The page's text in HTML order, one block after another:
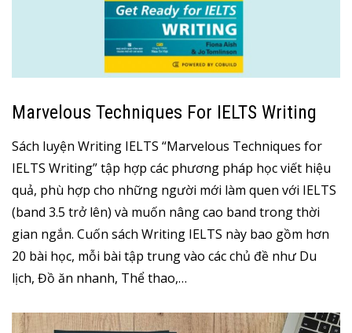
Marvelous Techniques For IELTS Writing
Sách luyện Writing IELTS “Marvelous Techniques for
IELTS Writing” tập hợp các phương pháp học viết hiệu
quả, phù hợp cho những người mới làm quen với IELTS
(band 3.5 trở lên) và muốn nâng cao band trong thời
gian ngắn. Cuốn sách Writing IELTS này bao gồm hơn
20 bài học, mỗi bài tập trung vào các chủ đề như Du
lịch, Đồ ăn nhanh, Thể thao,…